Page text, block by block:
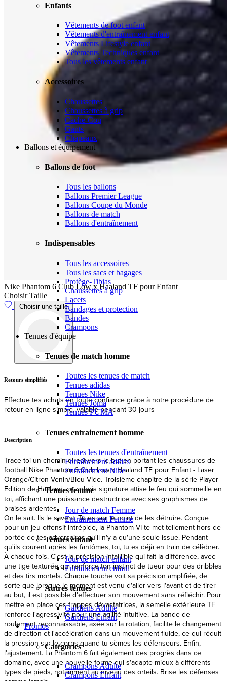
Enfants
Vêtements de foot enfant
Vêtements d'entraînement enfant
Vêtements Lifestyle enfant
Vêtements Techniques enfant
Tous les vêtements enfant
Accessoires
Chaussettes
Chaussettes à grip
Cache-Cou
Gants
Chapeaux
Ballons et équipement
Ballons de foot
Tous les ballons
Ballons Premier League
Ballons Coupe du Monde
Ballons de match
Ballons d'entraînement
Indispensables
Tous les accessoires
Tous les sacs et bagages
Protège-Tibias
Chaussettes à grip
Lacets
Bandages et protection
Bandes
Crampons
Tenues d'équipe
Tenues de match homme
Toutes les tenues de match
Tenues adidas
Tenues Nike
Tenues Joma
Tenues PUMA
Tenues entrainement homme
Toutes les tenues d'entraînement
Entraînement adidas
Entraînement Nike
Tenues femme
Jour de match Femme
Entraînement Femme
Tenues enfant
Jour de match enfant
Entraînement enfant
Autres tenues
Gardiens Adulte
Gardiens Enfant
Promos
Catégories
Crampons Adulte
Crampons Enfant
Nike Phantom 6 Club Low x Haaland TF pour Enfant
Choisir Taille
Choisir une taille
Livraison
Expédition et livraison rapides depuis l'UE
Trace-toi un chemin direct vers le but en portant les chaussures de
football Nike Phantom 6 Club Low x Haaland TF pour Enfant - Laser
Orange/Citron Venin/Bleu Vide. Troisième chapitre de la série Player
Edition de Haaland, ce coloris signature attise le feu qui sommeille en
toi, affichant une puissance destructrice avec ses graphismes de
braises ardentes.
On le sait. Ils le savent. Tu es sur le point de les détruire. Conçue
pour un jeu offensif intrépide, la Phantom VI te met tellement hors de
portée de tes adversaires qu'il n'y a qu'une seule issue. Pendant
qu'ils courent après les fantômes, toi, tu es déjà en train de célèbrer.
À chaque fois. C'est la précision infaillible qui fait la différence, avec
une tige texturée qui renforce ton instinct de tueur pour des dribbles
et des tirs mortels. Chaque touche voit sa précision amplifiée, de
sorte que lorsque le moment est venu d'aller vers l'avant et de tirer
au but, il est possible d'effectuer son mouvement sans réfléchir. Pour
mettre en place ces frappes dévastatrices, la semelle extérieure TF
renforce l'agressivité pour une agilité intuitive. La bande de
roulement reconnaissable, axée sur la rotation, facilite le changement
de direction et l'accélération dans un mouvement fluide, ce qui réduit
la pression sur le corps quand tu sèmes les défenseurs. Enfin,
l'ajustement. La Phantom 6 fait également des progrès dans ce
domaine, avec une nouvelle forme qui s'adapte mieux à différents
types de pieds, notamment au niveau des orteils. Brise les défenses
comme jamais...
Voir la description complète